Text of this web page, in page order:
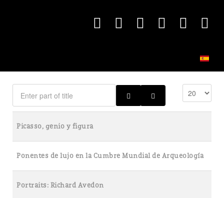
Picasso, genio y figura
Ponentes de lujo en la Cumbre Mundial de Arqueología
Portraits: Richard Avedon